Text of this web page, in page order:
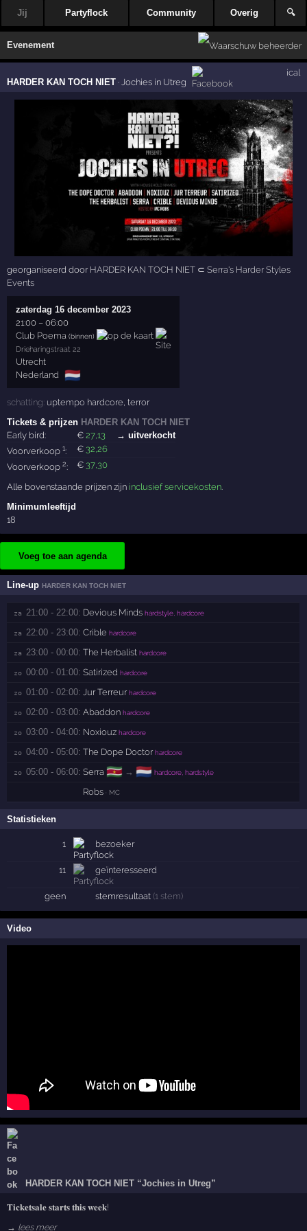
Jij Partyflock Community Overig 🔍
Evenement
HARDER KAN TOCH NIET ·Jochies in Utreg
ical
georganiseerd door HARDER KAN TOCH NIET ⊂Serra's Harder Styles
Events
zaterdag 16 december 2023
21:00 –06:00
Club Poema (binnen)
Drieharingstraat 22
Utrecht
Nederland 🇳🇱
schatting: uptempo hardcore ,terror
Tickets & prijzen HARDER KAN TOCH NIET
Early bird:
€27 ,13
→ uitverkocht
Voorverkoop1: € 32 ,26
Voorverkoop2: € 37 ,30
Alle bovenstaande prijzen zijn inclusief servicekosten.
Minimumleeftijd
18
Voeg toe aan agenda
Line-upHARDER KAN TOCH NIET
za 21:00 - 22:00: Devious Minds hardstyle, hardcore
za 22:00 - 23:00: Crible hardcore
za 23:00 - 00:00: The Herbalist hardcore
zo 00:00 - 01:00: Satirized hardcore
zo 01:00 - 02:00: Jur Terreur hardcore
zo 02:00 - 03:00: Abaddon hardcore
zo 03:00 - 04:00: Noxiouz hardcore
zo 04:00 - 05:00: The Dope Doctor hardcore
zo 05:00 - 06:00: Serra 🇸🇷 → 🇳🇱 hardcore, hardstyle
Robs · MC
Statistieken
1 bezoeker
11 geïnteresseerd
geen stemresultaat(1 stem)
Video
HARDER KAN TOCH NIET “Jochies in Utreg”
𝐓𝐢𝐜𝐤𝐞𝐭𝐬𝐚𝐥𝐞 𝐬𝐭𝐚𝐫𝐭𝐬 𝐭𝐡𝐢𝐬 𝐰𝐞𝐞𝐤!
→ lees meer